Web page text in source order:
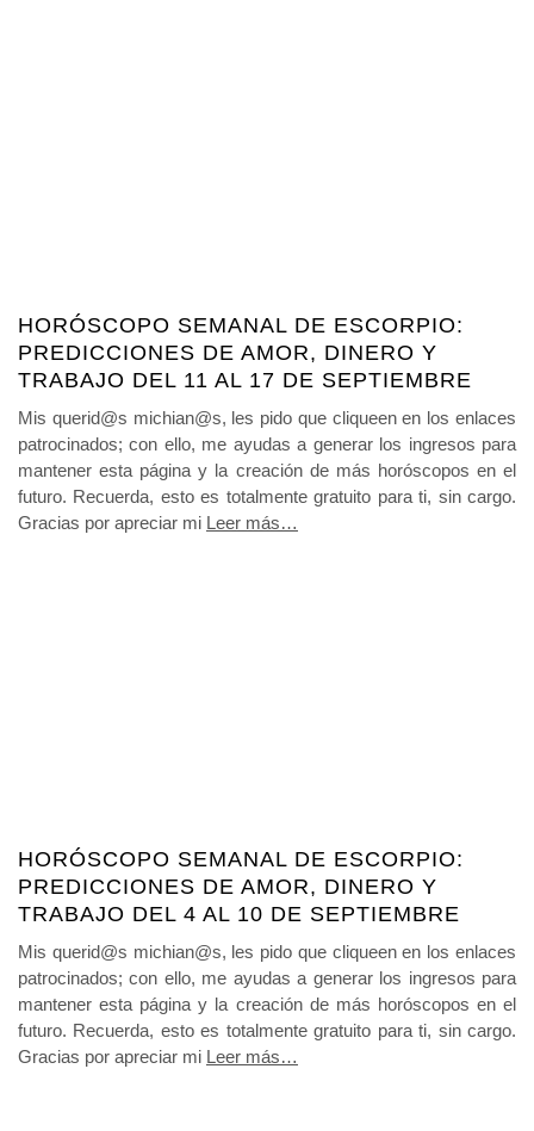
HORÓSCOPO SEMANAL DE ESCORPIO:
PREDICCIONES DE AMOR, DINERO Y
TRABAJO DEL 11 AL 17 DE SEPTIEMBRE
Mis querid@s michian@s, les pido que cliqueen en los enlaces
patrocinados; con ello, me ayudas a generar los ingresos para
mantener esta página y la creación de más horóscopos en el
futuro. Recuerda, esto es totalmente gratuito para ti, sin cargo.
Gracias por apreciar mi Leer más…
HORÓSCOPO SEMANAL DE ESCORPIO:
PREDICCIONES DE AMOR, DINERO Y
TRABAJO DEL 4 AL 10 DE SEPTIEMBRE
Mis querid@s michian@s, les pido que cliqueen en los enlaces
patrocinados; con ello, me ayudas a generar los ingresos para
mantener esta página y la creación de más horóscopos en el
futuro. Recuerda, esto es totalmente gratuito para ti, sin cargo.
Gracias por apreciar mi Leer más…